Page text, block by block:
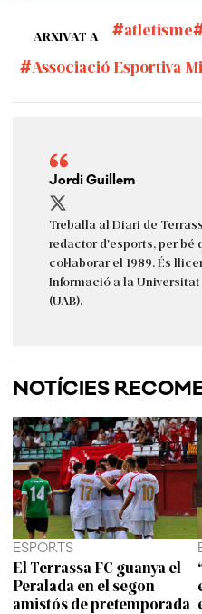
ARXIVAT A atletisme
Associació Esportiva
Jordi Guillem
Treballa al Diari de
redactor d'esports, per bé
col·laborar el 1989. És
Informació a la
(UAB).
NOTÍCIES
ESPORTS
El Terrassa FC guanya el
Peralada en el segon
amistós de pretemporada